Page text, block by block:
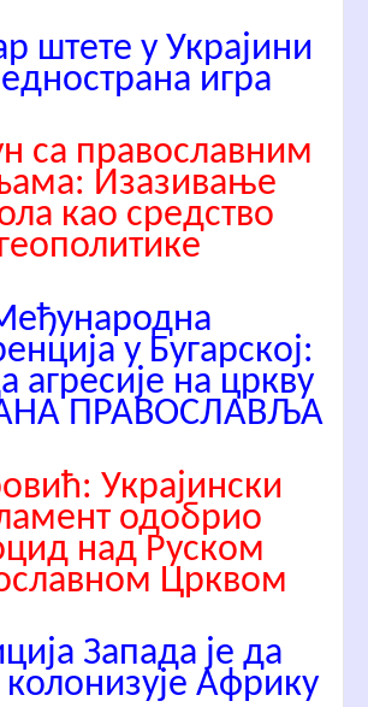
штете у Украјини
игра
са православним
Изазивање
као средство
у Бугарској:
агресије на цркву
ПРАВОСЛАВЉА
Украјински
одобрио
над Руском
Црквом
Запада је да
Африку